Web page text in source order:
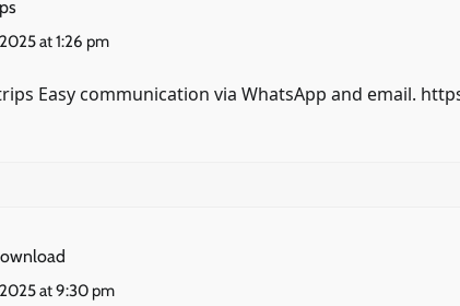
at 1:26 pm
Easy communication via WhatsApp and email.
at 9:30 pm